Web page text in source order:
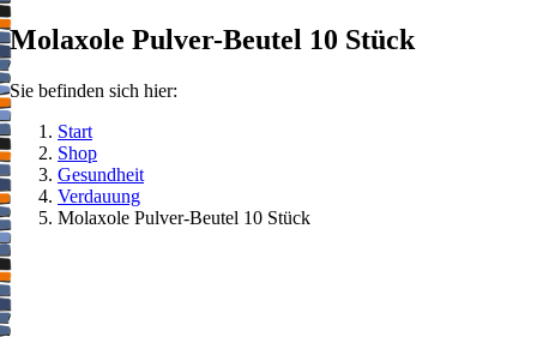
Molaxole Pulver-Beutel 10 Stück
Sie befinden sich hier:
Start
Shop
Gesundheit
Verdauung
Molaxole Pulver-Beutel 10 Stück